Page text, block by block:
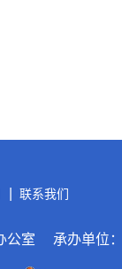
联系我们
公室 承办单位